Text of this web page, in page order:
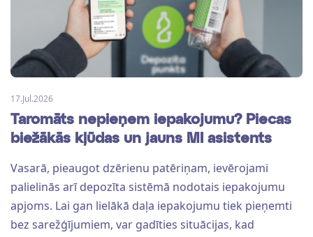
17.Jul.2026
Taromāts nepieņem iepakojumu? Piecas
biežākās kļūdas un jauns MI asistents
Vasarā, pieaugot dzērienu patēriņam, ievērojami
palielinās arī depozīta sistēmā nodotais iepakojumu
apjoms. Lai gan lielākā daļa iepakojumu tiek pieņemti
bez sarežģījumiem, var gadīties situācijas, kad